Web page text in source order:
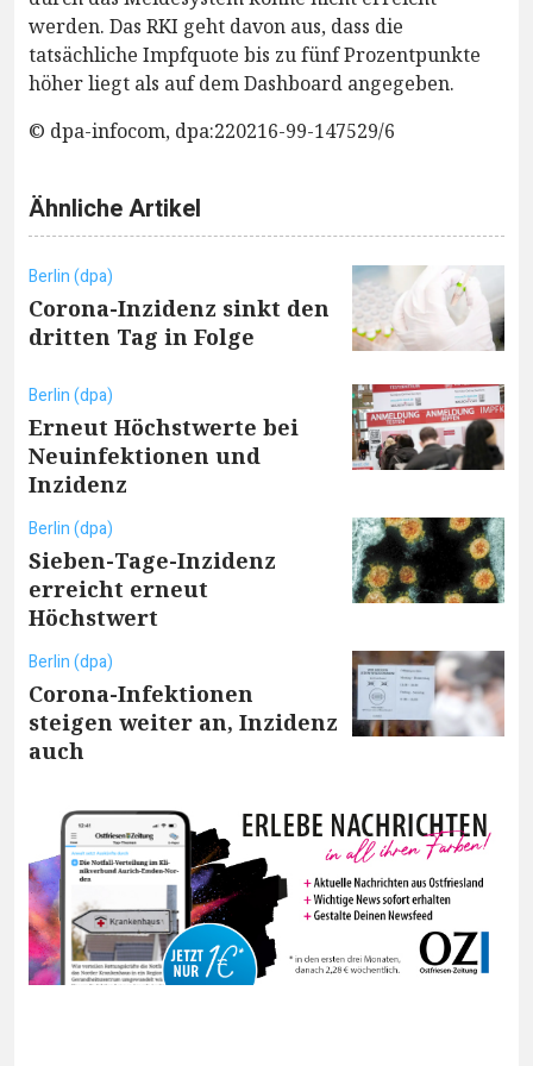
werden. Das RKI geht davon aus, dass die
tatsächliche Impfquote bis zu fünf Prozentpunkte
höher liegt als auf dem Dashboard angegeben.
© dpa-infocom, dpa:220216-99-147529/6
Ähnliche Artikel
Berlin (dpa)
Corona-Inzidenz sinkt den
dritten Tag in Folge
Berlin (dpa)
Erneut Höchstwerte bei
Neuinfektionen und
Inzidenz
Berlin (dpa)
Sieben-Tage-Inzidenz
erreicht erneut
Höchstwert
Berlin (dpa)
Corona-Infektionen
steigen weiter an, Inzidenz
auch